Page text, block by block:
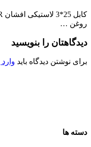
روغن …
دیدگاهتان را بنویسید
برای نوشتن دیدگاه باید
دسته ها